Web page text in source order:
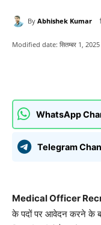
By Abhishek Kumar
Modified date: सितम्बर 1, 2025
WhatsApp
Telegram
Medical Officer
के पदों पर आवेदन करने के